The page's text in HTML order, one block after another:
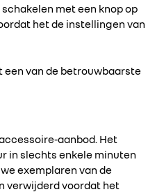
met een knop op
het de instellingen van
een van de betrouwbaarste
aanbod. Het
in slechts enkele minuten
exemplaren van de
verwijderd voordat het